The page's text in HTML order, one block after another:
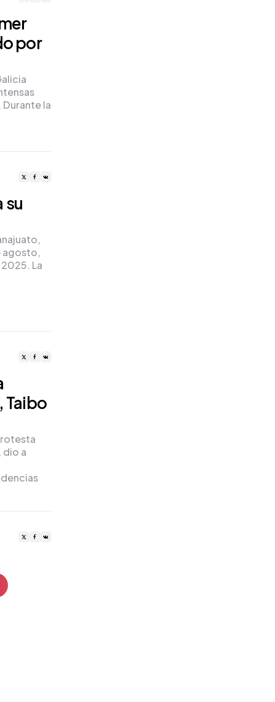
por
la
su
agosto,
La
Taibo
dio a